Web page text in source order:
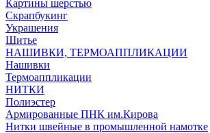
Картины шерстью
Скрапбукинг
Украшения
Шитье
НАШИВКИ, ТЕРМОАППЛИКАЦИИ
Нашивки
Термоаппликации
НИТКИ
Полиэстер
Армированные ПНК им.Кирова
Нитки швейные в промышленной намотке